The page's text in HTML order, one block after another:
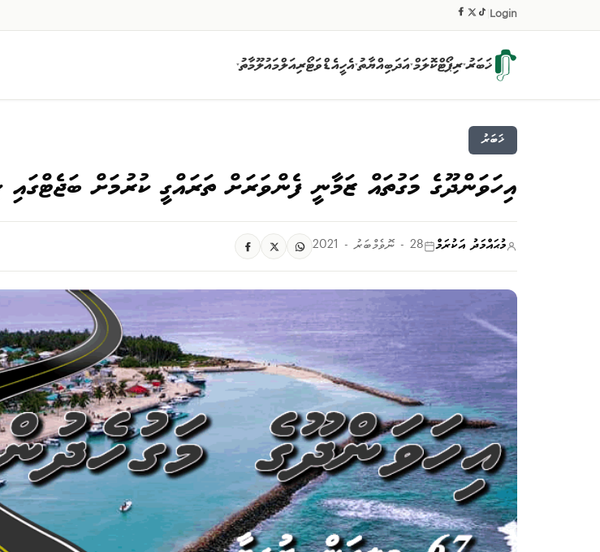
Login
ޚަބަރު▾ރިޕޯޓްކޮލަމް▾އަދަބިއްޔާތު▾އެހީއެޑްވަޓޯރިއަލްމައުލޫމާތު▾
ޚަބަރު
އިހަވަންދޫގެ މަގުތައް ޒަމާނީ ފެންވަރަށް ތަރައްގީ ކުރުމަށް ބަޖެޓްގައި
މުޙައްމަދު އަކުރަމް 28 - ނޮވެމްބަރު - 2021